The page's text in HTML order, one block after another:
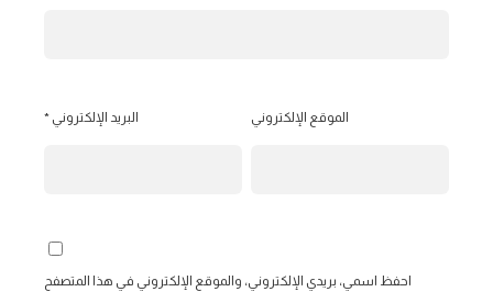
البريد الإلكتروني * الموقع الإلكتروني
احفظ اسمي، بريدي الإلكتروني، والموقع الإلكتروني في هذا المتصفح